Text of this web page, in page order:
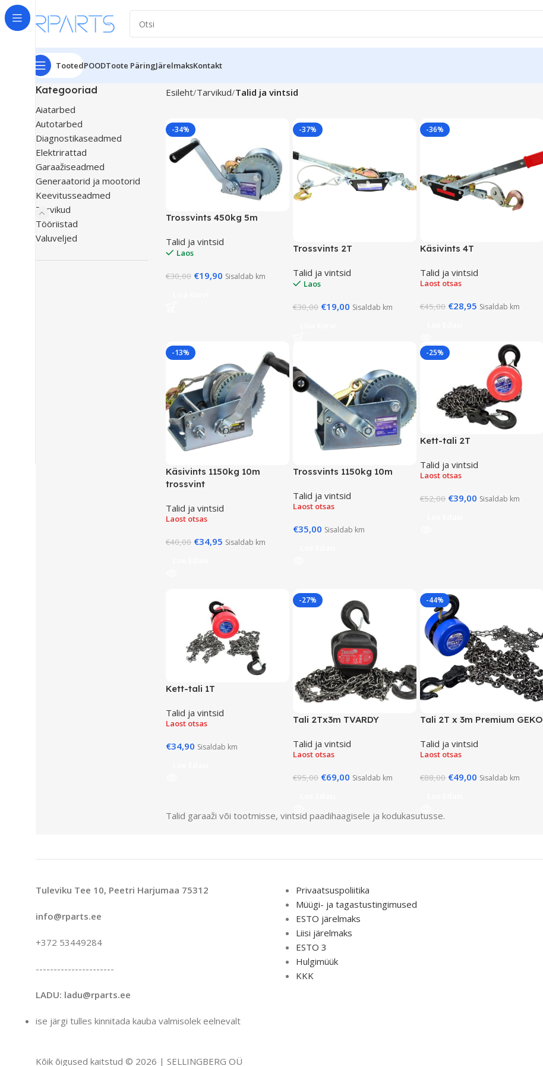
TootedPOODToote PäringJärelmaksKontakt
Kategooriad
Aiatarbed
Autotarbed
Diagnostikaseadmed
Elektrirattad
Garaažiseadmed
Generaatorid ja mootorid
Keevitusseadmed
Tarvikud
Tööriistad
Valuveljed
Esileht Tarvikud Talid ja vintsid
-34%
Trossvints 450kg 5m
Talid ja vintsid
Laos
€30,00 €19,90 Sisaldab km
-37%
Trossvints 2T
Talid ja vintsid
Laos
€30,00 €19,00 Sisaldab km
-36%
Käsivints 4T
Talid ja vintsid
Laost otsas
€45,00 €28,95 Sisaldab km
-13%
Käsivints 1150kg 10m
trossvint
Talid ja vintsid
Laost otsas
€40,00 €34,95 Sisaldab km
Trossvints 1150kg 10m
Talid ja vintsid
Laost otsas
€35,00 Sisaldab km
-25%
Kett-tali 2T
Talid ja vintsid
Laost otsas
€52,00 €39,00 Sisaldab km
Kett-tali 1T
Talid ja vintsid
Laost otsas
€34,90 Sisaldab km
-27%
Tali 2Tx3m TVARDY
Talid ja vintsid
Laost otsas
€95,00 €69,00 Sisaldab km
-44%
Tali 2T x 3m Premium GEKO
Talid ja vintsid
Laost otsas
€88,00 €49,00 Sisaldab km
Talid garaaži või tootmisse, vintsid paadihaagisele ja kodukasutusse.
Tuleviku Tee 10, Peetri Harjumaa 75312
info@rparts.ee
+372 53449284
----------------------
LADU: ladu@rparts.ee
ise järgi tulles kinnitada kauba valmisolek eelnevalt
Privaatsuspoliitika
Müügi- ja tagastustingimused
ESTO järelmaks
Liisi järelmaks
ESTO 3
Hulgimüük
KKK
Kõik õigused kaitstud © 2026 | SELLINGBERG OÜ